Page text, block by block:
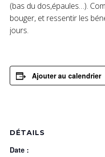
(bas du dos,épaules…).
bouger, et ressentir les
jours.
Ajouter au calendrier
DÉTAILS
Date :